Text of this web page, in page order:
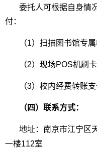
委托人可根据自身情
付：
（1）扫描图书馆专
（2）现场POS机刷
（3）校内经费转账支
（四）联系方式：
地址：南京市江宁区
一楼112室